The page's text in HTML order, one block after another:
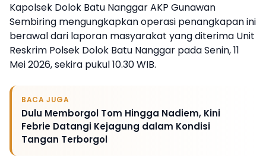
Kapolsek Dolok Batu Nanggar AKP Gunawan
Sembiring mengungkapkan operasi penangkapan ini
berawal dari laporan masyarakat yang diterima Unit
Reskrim Polsek Dolok Batu Nanggar pada Senin, 11
Mei 2026, sekira pukul 10.30 WIB.
BACA JUGA
Dulu Memborgol Tom Hingga Nadiem, Kini
Febrie Datangi Kejagung dalam Kondisi
Tangan Terborgol